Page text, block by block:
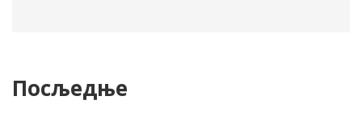
Посљедње